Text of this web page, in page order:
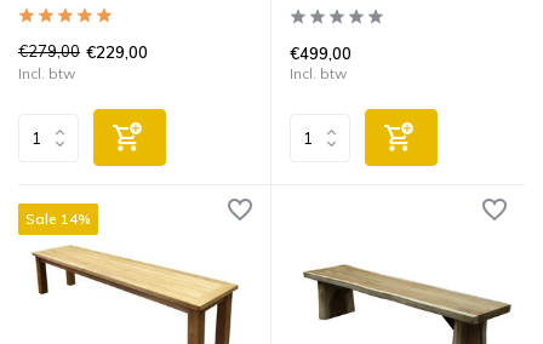
€279,00 €229,00
Incl. btw
€499,00
Incl. btw
Sale 14%